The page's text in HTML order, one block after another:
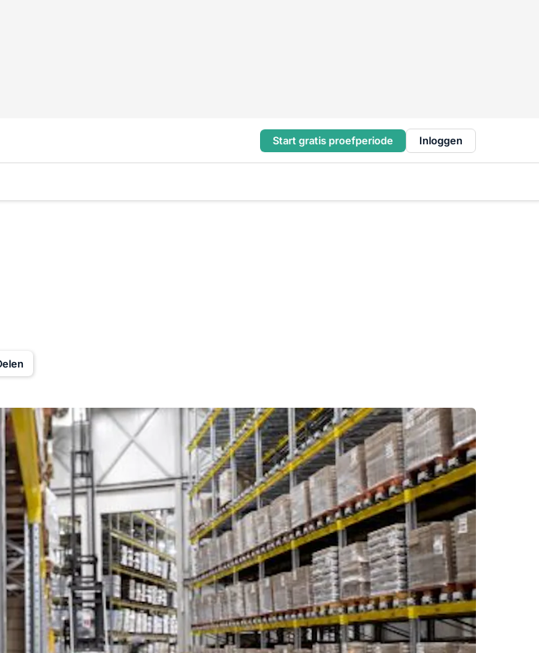
Start gratis proefperiode Inloggen